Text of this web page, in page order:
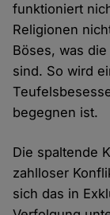
funktioniert
Religionen
Böses, was
sind. So wird
begegnen ist.
Die spaltende
zahlloser
sich das in